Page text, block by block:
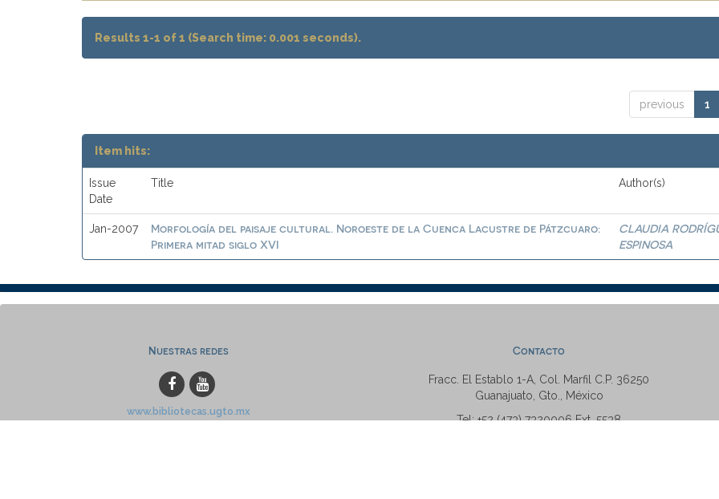
Results 1-1 of 1 (Search time: 0.001 seconds).
previous 1
Item hits:
Issue
Date
Title Author(s)
Jan-2007
Morfología del paisaje cultural. Noroeste de la Cuenca Lacustre de Pátzcuaro:
Primera mitad siglo XVI
CLAUDIA
ESPINOSA
Nuestras redes
www.bibliotecas.ugto.mx
Contacto
Fracc. El Establo 1-A, Col. Marfil C.P. 36250
Guanajuato, Gto., México
Tel: +52 (473) 7320006 Ext. 5538